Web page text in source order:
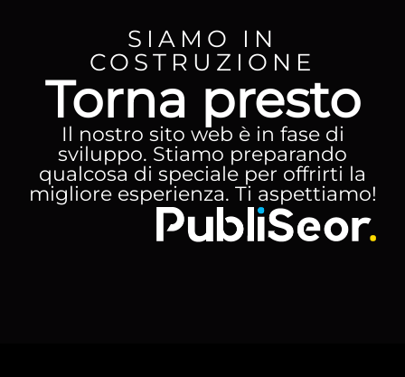
SIAMO IN
COSTRUZIONE
Torna presto
Il nostro sito web è in fase di
sviluppo. Stiamo preparando
qualcosa di speciale per offrirti la
migliore esperienza. Ti aspettiamo!